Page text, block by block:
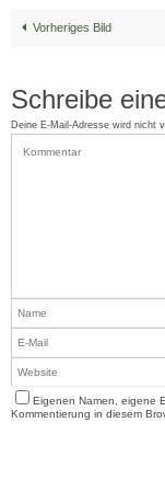
Vorheriges Bild
Schreibe
Deine E-Mail-Adresse wird nicht
Eigenen Namen, eigene
Kommentierung in diesem